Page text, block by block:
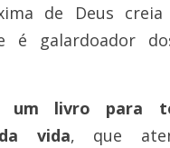
de Deus creia
é galardoador
um livro para
vida, que